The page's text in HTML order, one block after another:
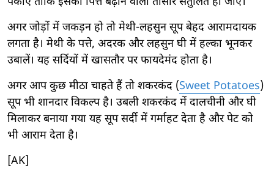
अगर जोड़ों में जकड़न हो तो मेथी-लहसुन सूप बेहद आरामदायक
लगता है। मेथी के पत्ते, अदरक और लहसुन घी में हल्का भूनकर
उबालें। यह सर्दियों में खासतौर पर फायदेमंद होता है।
अगर आप कुछ मीठा चाहते हैं तो शकरकंद (Sweet Potatoes)
सूप भी शानदार विकल्प है। उबली शकरकंद में दालचीनी और घी
मिलाकर बनाया गया यह सूप सर्दी में गर्माहट देता है और पेट को
भी आराम देता है।
[AK]